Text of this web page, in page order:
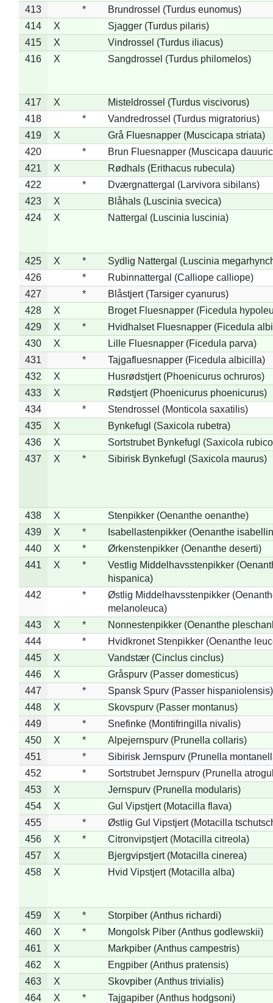
413 *
Brundrossel (Turdus eunomus)
414
X
Sjagger (Turdus pilaris)
415
X
Vindrossel (Turdus iliacus)
416
X Sangdrossel (Turdus philomelos)
417 X
Misteldrossel (Turdus viscivorus)
418
*
Vandredrossel (Turdus migratorius)
419
X
Grå Fluesnapper (Muscicapa striata)
420
*
Brun Fluesnapper (Muscicapa
421
X
Rødhals (Erithacus rubecula)
422
*
Dværgnattergal (Larvivora sibilans)
423
X
Blåhals (Luscinia svecica)
424
X Nattergal (Luscinia luscinia)
425 X *
Sydlig Nattergal (Luscinia
426
*
Rubinnattergal (Calliope calliope)
427
*
Blåstjert (Tarsiger cyanurus)
428
X
Broget Fluesnapper (Ficedula
429
X *
Hvidhalset Fluesnapper (Ficedula
430
X
Lille Fluesnapper (Ficedula parva)
431
*
Tajgafluesnapper (Ficedula albicilla)
432
X
Husrødstjert (Phoenicurus ochruros)
433
X
Rødstjert (Phoenicurus phoenicurus)
434
*
Stendrossel (Monticola saxatilis)
435
X
Bynkefugl (Saxicola rubetra)
436
X
Sortstrubet Bynkefugl (Saxicola
437
X * Sibirisk Bynkefugl (Saxicola maurus)
438 X
Stenpikker (Oenanthe oenanthe)
439
X *
Isabellastenpikker (Oenanthe
440
X *
Ørkenstenpikker (Oenanthe deserti)
441
X *
Vestlig Middelhavsstenpikker
hispanica)
442
*
Østlig Middelhavsstenpikker
melanoleuca)
443
X *
Nonnestenpikker (Oenanthe
444
*
Hvidkronet Stenpikker (Oenanthe
445
X
Vandstær (Cinclus cinclus)
446
X
Gråspurv (Passer domesticus)
447
*
Spansk Spurv (Passer hispaniolensis)
448
X
Skovspurv (Passer montanus)
449
*
Snefinke (Montifringilla nivalis)
450
X *
Alpejernspurv (Prunella collaris)
451
*
Sibirisk Jernspurv (Prunella
452
*
Sortstrubet Jernspurv (Prunella
453
X
Jernspurv (Prunella modularis)
454
X
Gul Vipstjert (Motacilla flava)
455
*
Østlig Gul Vipstjert (Motacilla
456
X *
Citronvipstjert (Motacilla citreola)
457
X
Bjergvipstjert (Motacilla cinerea)
458
X Hvid Vipstjert (Motacilla alba)
459 X *
Storpiber (Anthus richardi)
460
X *
Mongolsk Piber (Anthus godlewskii)
461
X
Markpiber (Anthus campestris)
462
X
Engpiber (Anthus pratensis)
463
X
Skovpiber (Anthus trivialis)
464
X * Tajgapiber (Anthus hodgsoni)